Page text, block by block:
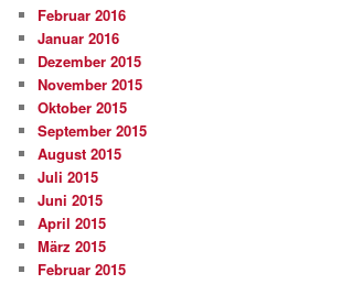
Februar 2016
Januar 2016
Dezember 2015
November 2015
Oktober 2015
September 2015
August 2015
Juli 2015
Juni 2015
April 2015
März 2015
Februar 2015